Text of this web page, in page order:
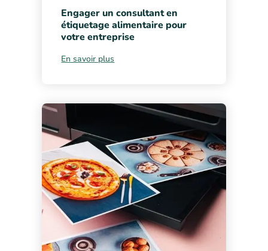
Engager un consultant en
étiquetage alimentaire pour
votre entreprise
En savoir plus